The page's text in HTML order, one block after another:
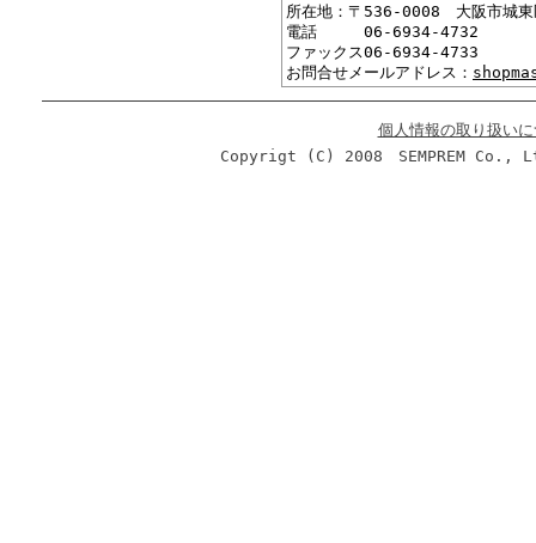
所在地：〒536-0008 大阪市城
電話 06-6934-4732
ファックス06-6934-4733
お問合せメールアドレス：
個人情報の取り扱い
Copyrigt (C) 2008 SEMPREM